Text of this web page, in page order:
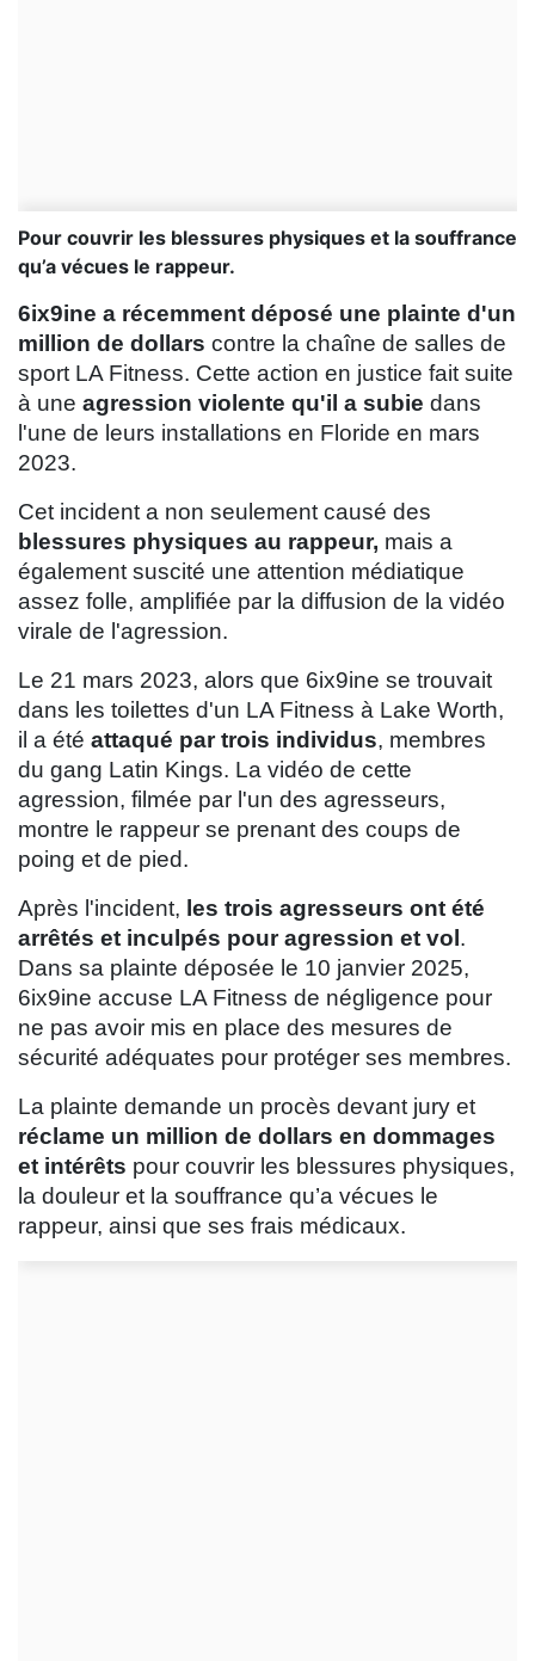
Pour couvrir les blessures physiques et la souffrance
qu’a vécues le rappeur.
6ix9ine a récemment déposé une plainte d'un
million de dollars contre la chaîne de salles de
sport LA Fitness. Cette action en justice fait suite
à une agression violente qu'il a subie dans
l'une de leurs installations en Floride en mars
2023.
Cet incident a non seulement causé des
blessures physiques au rappeur, mais a
également suscité une attention médiatique
assez folle, amplifiée par la diffusion de la vidéo
virale de l'agression.
Le 21 mars 2023, alors que 6ix9ine se trouvait
dans les toilettes d'un LA Fitness à Lake Worth,
il a été attaqué par trois individus, membres
du gang Latin Kings. La vidéo de cette
agression, filmée par l'un des agresseurs,
montre le rappeur se prenant des coups de
poing et de pied.
Après l'incident, les trois agresseurs ont été
arrêtés et inculpés pour agression et vol .
Dans sa plainte déposée le 10 janvier 2025,
6ix9ine accuse LA Fitness de négligence pour
ne pas avoir mis en place des mesures de
sécurité adéquates pour protéger ses membres.
La plainte demande un procès devant jury et
réclame un million de dollars en dommages
et intérêts pour couvrir les blessures physiques,
la douleur et la souffrance qu’a vécues le
rappeur, ainsi que ses frais médicaux.